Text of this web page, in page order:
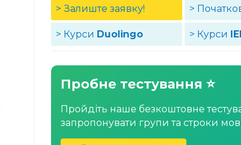
> Залиште заявку! >
> Курси Duolingo > Курси
Пробне тестування ⭐
Пройдіть наше безкоштовне
запропонувати групи та строки